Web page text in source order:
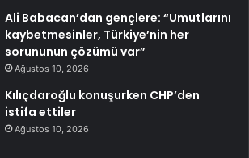
Ali Babacan’dan gençlere: “Umutlarını
kaybetmesinler, Türkiye’nin her
sorununun çözümü var”
Ağustos 10, 2026
Kılıçdaroğlu konuşurken CHP’den
istifa ettiler
Ağustos 10, 2026